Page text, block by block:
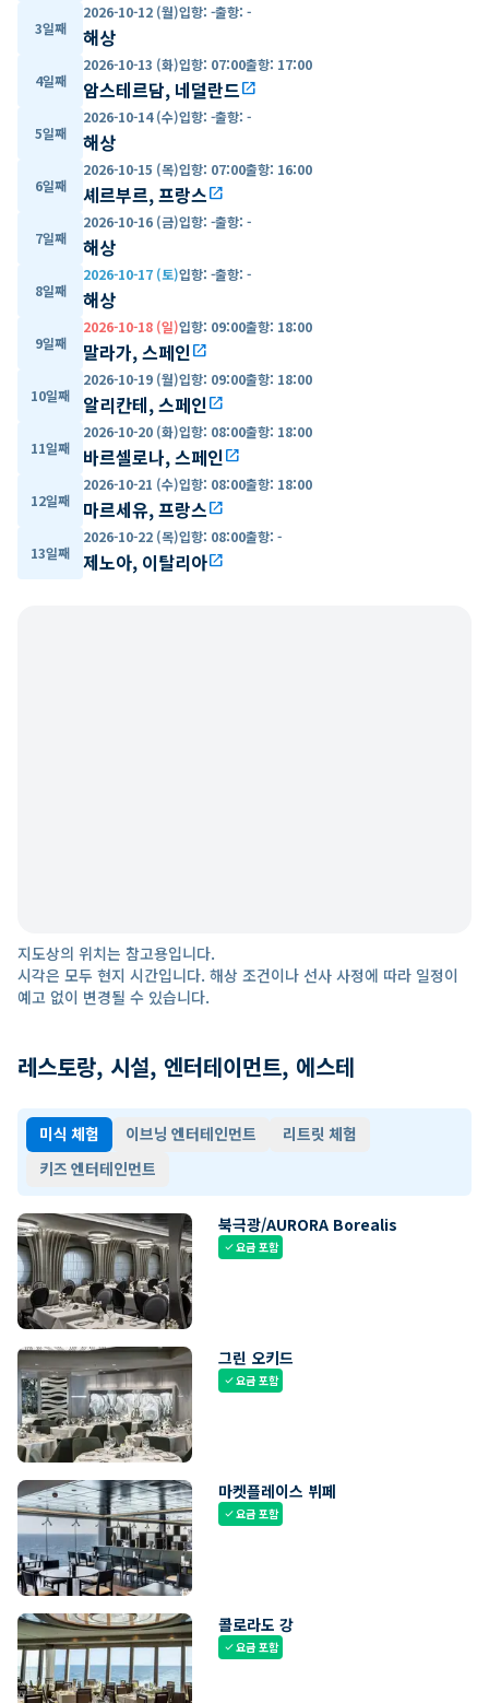
3일째
2026-10-12 (월)입항: -출항: -
해상
4일째
2026-10-13 (화)입항: 07:00출항: 17:00
암스테르담, 네덜란드open_in_new
5일째
2026-10-14 (수)입항: -출항: -
해상
6일째
2026-10-15 (목)입항: 07:00출항: 16:00
셰르부르, 프랑스open_in_new
7일째
2026-10-16 (금)입항: -출항: -
해상
8일째
2026-10-17 (토)입항: -출항: -
해상
9일째
2026-10-18 (일)입항: 09:00출항: 18:00
말라가, 스페인open_in_new
10일째
2026-10-19 (월)입항: 09:00출항: 18:00
알리칸테, 스페인open_in_new
11일째
2026-10-20 (화)입항: 08:00출항: 18:00
바르셀로나, 스페인open_in_new
12일째
2026-10-21 (수)입항: 08:00출항: 18:00
마르세유, 프랑스open_in_new
13일째
2026-10-22 (목)입항: 08:00출항: -
제노아, 이탈리아open_in_new
지도상의 위치는 참고용입니다.
시각은 모두 현지 시간입니다. 해상 조건이나 선사 사정에 따라 일정이
예고 없이 변경될 수 있습니다.
레스토랑, 시설, 엔터테이먼트, 에스테
미식 체험 이브닝 엔터테인먼트
리트릿 체험
키즈 엔터테인먼트
북극광/AURORA Borealis
check요금 포함
그린 오키드
check요금 포함
마켓플레이스 뷔페
check요금 포함
콜로라도 강
check요금 포함